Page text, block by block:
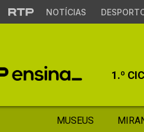
NOTÍCIAS
1.º
MUSEUS